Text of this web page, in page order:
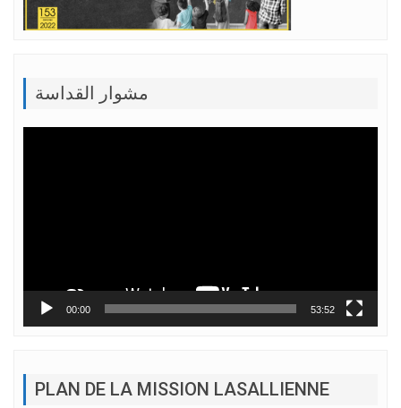
مشوار القداسة
00:00 53:52
PLAN DE LA MISSION LASALLIENNE